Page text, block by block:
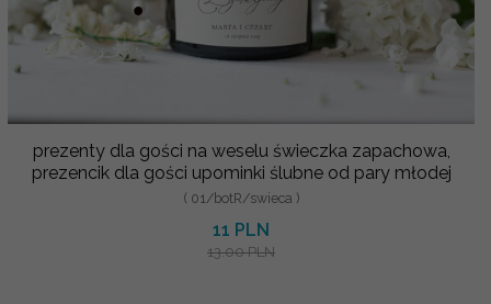
prezenty dla gości na weselu świeczka zapachowa,
prezencik dla gości upominki ślubne od pary młodej
( 01/botR/swieca )
11 PLN
13.00 PLN